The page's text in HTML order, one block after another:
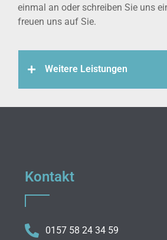
einmal an oder schreiben Sie uns
freuen uns auf Sie.
Weitere Leistungen
Kontakt
0157 58 24 34 59